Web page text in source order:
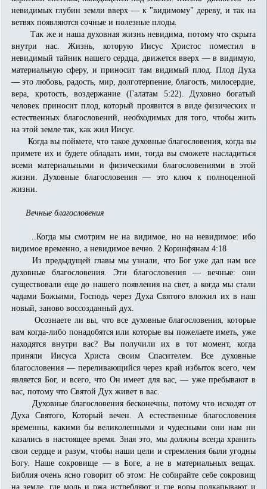
невидимых глубин земли вверх — к "видимому" дереву, и так на
ветвях по­являются сочные и полезные плоды.
Так же и наша духовная жизнь невидима, потому что скрыта
внутри нас. Жизнь, которую Иисус Христос поместил в
невидимый тайник нашего сердца, движется вверх — в видимую,
материальную сферу, и приносит там видимый плод. Плод Духа
— это любовь, радость, мир, долготерпение, благость, милосердие,
вера, кротость, воздержание (Галатам 5:22). Ду­ховно богатый
человек приносит плод, который проявится в виде физических и
естественных благословений, необходимых для того, чтобы жить
на этой земле так, как жил Иисус.
Когда вы поймете, что такое духовные благословения, когда вы
примете их и будете обладать ими, тогда вы сможете насладиться
всеми материальными и физическими благословениями в этой
жизни. Духовные благословения — это ключ к полноценной
жизни.
Вечные благословения
..Когда мы смотрим не на видимое, но на невидимое: ибо
видимое временно, а невидимое вечно. 2 Коринфянам 4:18
Из предыдущей главы мы узнали, что Бог уже дал нам все
духовные благословения. Эти благословения — вечные: они
существовали еще до нашего появления на свет, а когда мы стали
чадами Божьими, Господь через Духа Святого вложил их в наш
новый, заново воссозданный дух.
Осознаете ли вы, что все духовные благословения, которые
вам когда-либо понадобятся или которые вы пожелаете иметь, уже
находятся внутри вас? Вы получили их в тот момент, когда
приняли Иисуса Христа своим Спасителем. Все духовные
благословения — переливающийся через край избыток всего, чем
является Бог, и всего, что Он имеет для вас, — уже пребывают в
вас, потому что Святой Дух живет в вас.
Духовные благословения бесконечны, потому что исходят от
Духа Святого, Который вечен. А естественные благословения
временны, какими бы великолепными и чудесными они нам ни
казались в настоящее время. Зная это, мы должны всегда хранить
свои сердце и разум, чтобы наши цели и стремления были угодны
Богу. Наше сокровище — в Боге, а не в материальных вещах.
Библия очень ясно говорит об этом: Не собирайте себе сокровищ
на земле, где моль и ржа истребляют и где воры подкапывают и